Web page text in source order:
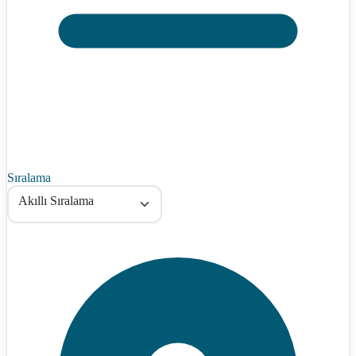
Sıralama
Akıllı Sıralama